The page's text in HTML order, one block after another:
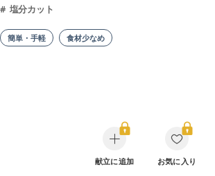
塩分カット
簡単・手軽 食材少なめ
献立に追加 お気に入り